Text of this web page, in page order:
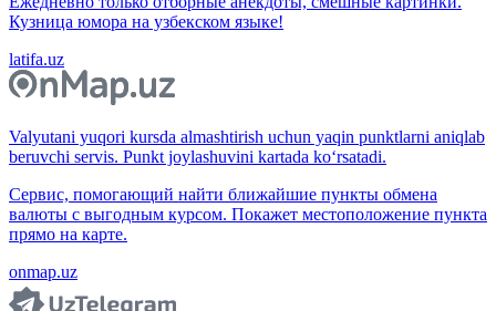
Кузница юмора на узбекском языке!
latifa.uz
Valyutani yuqori kursda almashtirish uchun yaqin punktlarni aniqlab
beruvchi servis. Punkt joylashuvini kartada ko‘rsatadi.
Сервис, помогающий найти ближайшие пункты обмена
валюты с выгодным курсом. Покажет местоположение пункта
прямо на карте.
onmap.uz